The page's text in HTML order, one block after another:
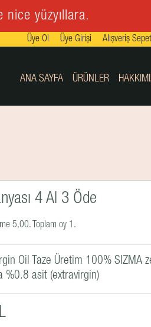
nice yüzyıllara.
Üye Ol Üye Girişi Alışveriş
ANA SAYFA ÜRÜNLER
4 Al 3 Öde
5,00. Toplam oy 1.
Oil Taze Üretim 100% SIZMA
%0.8 asit (extravirgin)